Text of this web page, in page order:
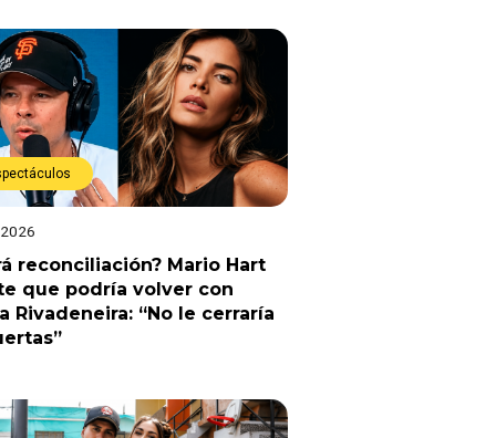
reconciliación? Mario Hart
que podría volver con
Rivadeneira: “No le cerraría